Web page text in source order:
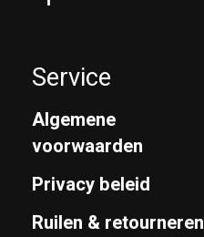
Service
Algemene
voorwaarden
Privacy beleid
Ruilen & retourneren